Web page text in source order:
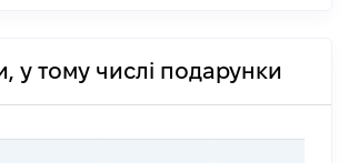
у тому числі подарунки